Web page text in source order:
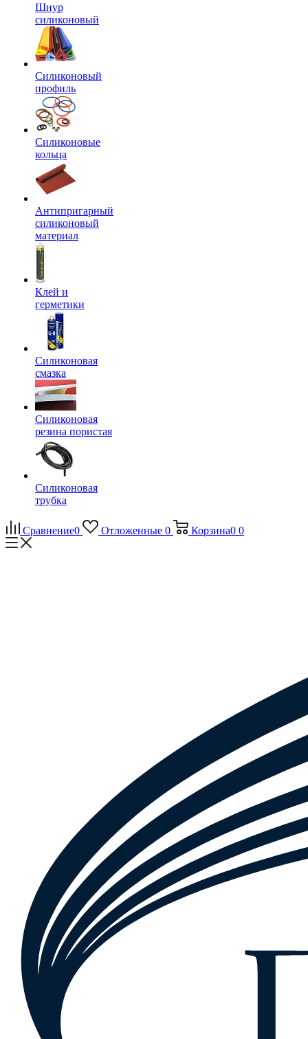
Шнур
силиконовый
Силиконовый
профиль
Силиконовые
кольца
Антипригарный
силиконовый
материал
Клей и
герметики
Силиконовая
смазка
Силиконовая
резина пористая
Силиконовая
трубка
Сравнение0 Отложенные 0 Корзина0 0